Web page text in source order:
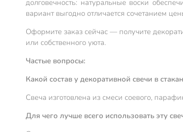
долговечность: натуральные воски
вариант выгодно отличается сочетанием
Оформите заказ сейчас — получите
или собственного уюта.
Частые вопросы:
Какой состав у декоративной свечи в
Свеча изготовлена из смеси соевого,
Для чего лучше всего использовать эту